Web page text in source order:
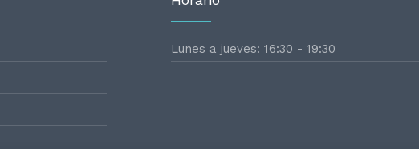
Lunes a jueves: 16:30 - 19:30